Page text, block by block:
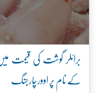
برائلر گوشت کی قیمت
کے نام پر اوورچارجنگ